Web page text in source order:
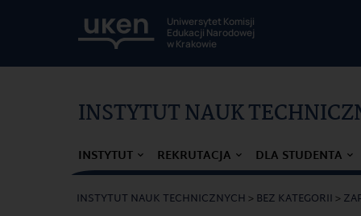
Uniwersytet Komisji
Edukacji Narodowej
w Krakowie
INSTYTUT NAUK
INSTYTUT REKRUTACJA DLA STUDENTA
INSTYTUT NAUK TECHNICZNYCH >BEZ KATEGORII >